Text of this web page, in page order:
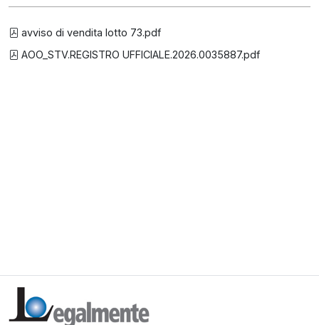
avviso di vendita lotto 73.pdf
AOO_STV.REGISTRO UFFICIALE.2026.0035887.pdf